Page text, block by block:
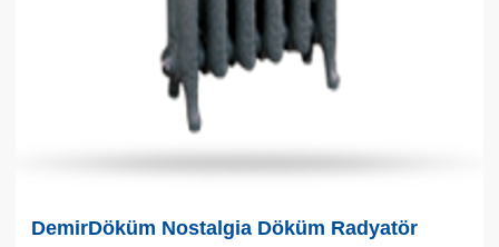
DemirDöküm Nostalgia Döküm Radyatör